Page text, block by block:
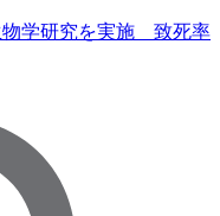
物学研究を実施 致死率